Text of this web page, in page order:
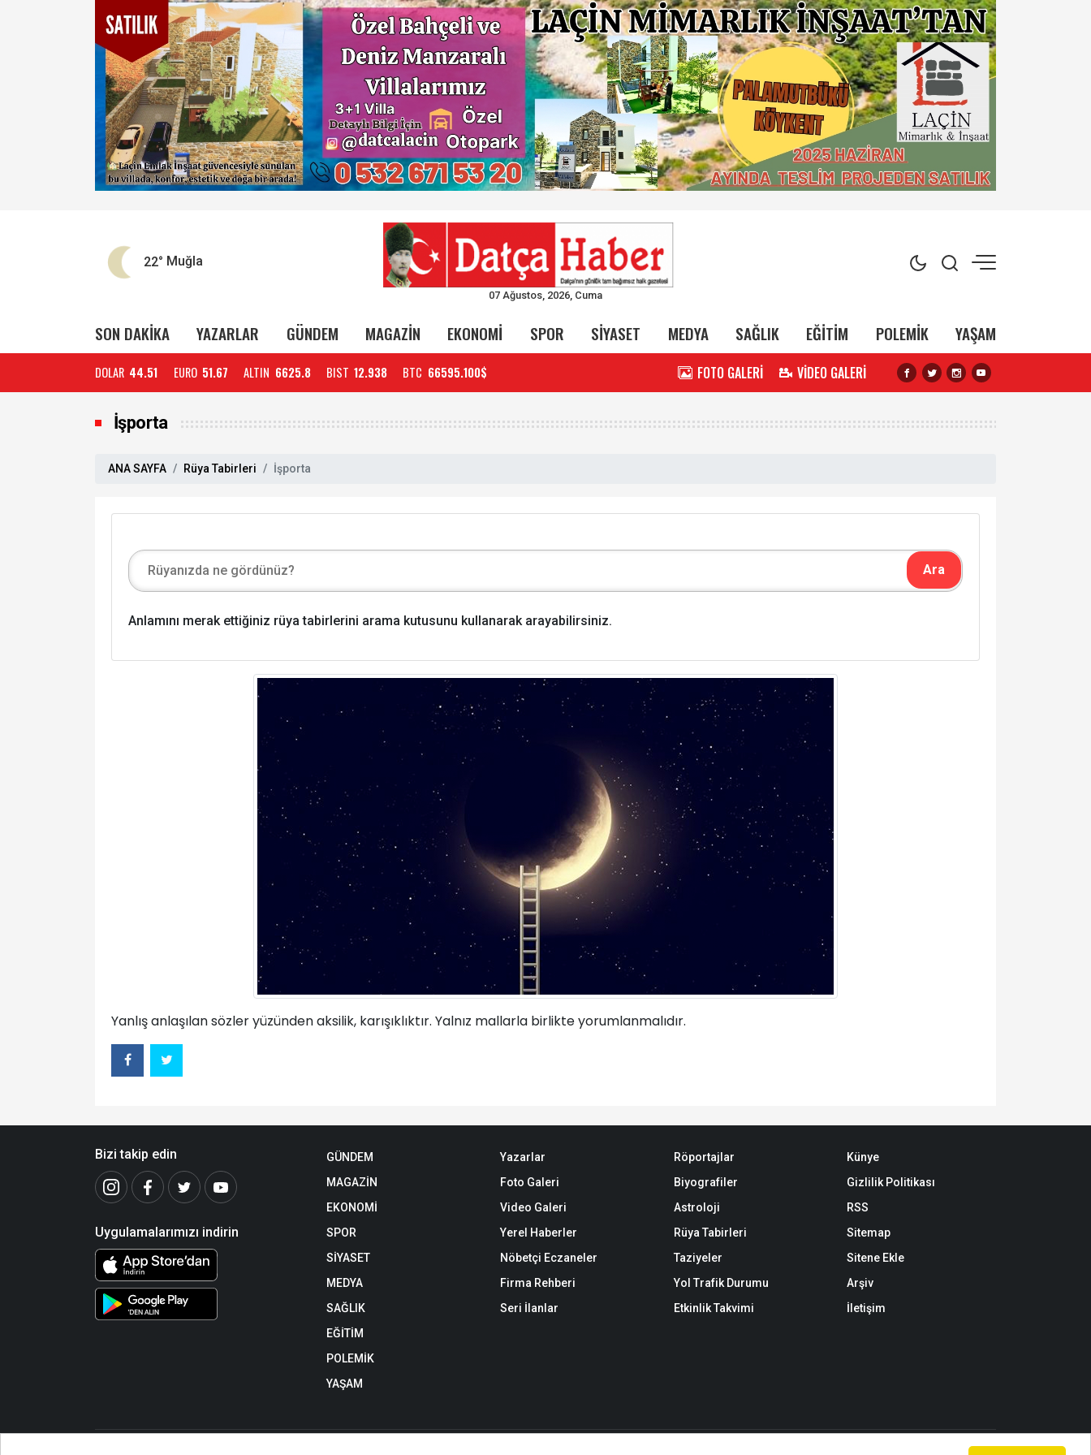
22° Muğla
07 Ağustos, 2026, Cuma
SON DAKİKA YAZARLAR GÜNDEM MAGAZİN EKONOMİ SPOR SİYASET MEDYA SAĞLIK EĞİTİM POLEMİK YAŞAM
DOLAR 44.51 EURO 51.67 ALTIN 6625.8 BIST 12.938 BTC 66595.100$ FOTO GALERİ VİDEO GALERİ
İşporta
ANA SAYFA Rüya Tabirleri İşporta
Anlamını merak ettiğiniz rüya tabirlerini arama kutusunu kullanarak arayabilirsiniz.
Yanlış anlaşılan sözler yüzünden aksilik, karışıklıktır. Yalnız mallarla birlikte yorumlanmalıdır.
Bizi takip edin
Uygulamalarımızı indirin
GÜNDEM
MAGAZİN
EKONOMİ
SPOR
SİYASET
MEDYA
SAĞLIK
EĞİTİM
POLEMİK
YAŞAM
Yazarlar
Foto Galeri
Video Galeri
Yerel Haberler
Nöbetçi Eczaneler
Firma Rehberi
Seri İlanlar
Röportajlar
Biyografiler
Astroloji
Rüya Tabirleri
Taziyeler
Yol Trafik Durumu
Etkinlik Takvimi
Künye
Gizlilik Politikası
RSS
Sitemap
Sitene Ekle
Arşiv
İletişim